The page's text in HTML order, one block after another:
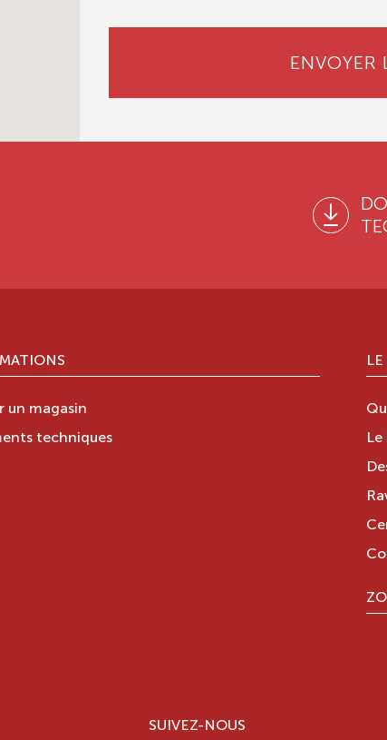
ENVOYER
un magasin
techniques
Le
SUIVEZ-NOUS